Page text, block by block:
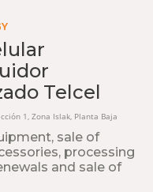
Telcel
1, Zona Islak, Planta Baja
sale of
processing
and sale of